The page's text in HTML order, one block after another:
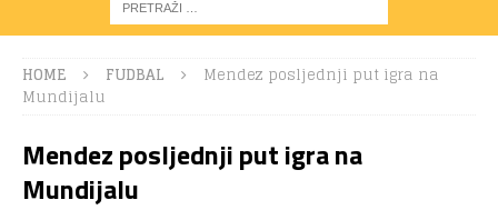
HOME FUDBAL
Mendez posljednji put igra na
Mundijalu
Mendez posljednji put igra na
Mundijalu